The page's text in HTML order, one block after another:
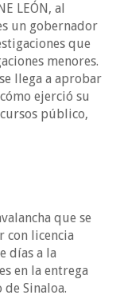
LEÓN, al
un gobernador
que
menores.
llega a aprobar
ejerció su
público,
que se
con licencia
días a la
en la entrega
Sinaloa.